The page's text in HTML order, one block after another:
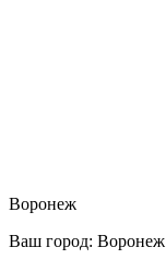
Воронеж
Ваш город: Воронеж